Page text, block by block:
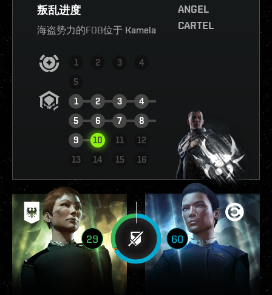
叛乱进度
海盗势力的FOB位于 Kamela
1 2 3
4
5
1
2 3
4
5
6 7
8
9
10 11
12
13
14 15 16
查看报告
ANGEL
CARTEL
29 60